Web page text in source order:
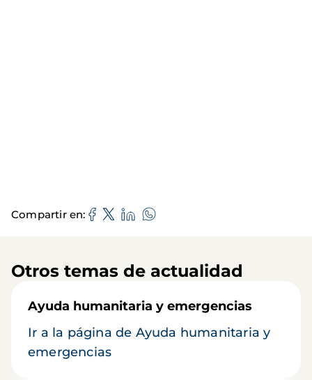
Compartir en
Otros temas de actualidad
Ayuda humanitaria y emergencias
Ir a la página de Ayuda humanitaria y
emergencias